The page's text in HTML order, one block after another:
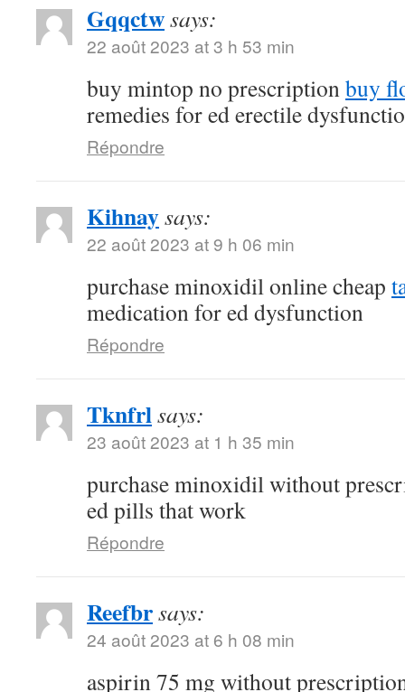
Gqqctwsays:
22 août 2023 at 3 h 53 min
buy mintop no prescriptionbuy
remedies for ed erectile
Répondre
Kihnaysays:
22 août 2023 at 9 h 06 min
purchase minoxidil online cheap
medication for ed dysfunction
Répondre
Tknfrlsays:
23 août 2023 at 1 h 35 min
purchase minoxidil without
ed pills that work
Répondre
Reefbrsays:
24 août 2023 at 6 h 08 min
aspirin 75 mg without